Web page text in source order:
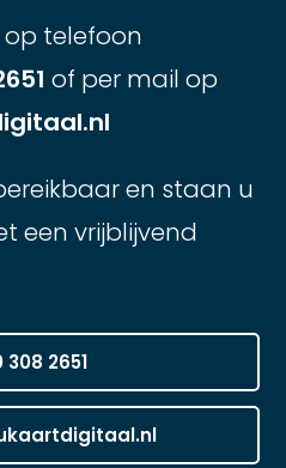
op telefoon
of per mail op
en staan u
een vrijblijvend
308 2651